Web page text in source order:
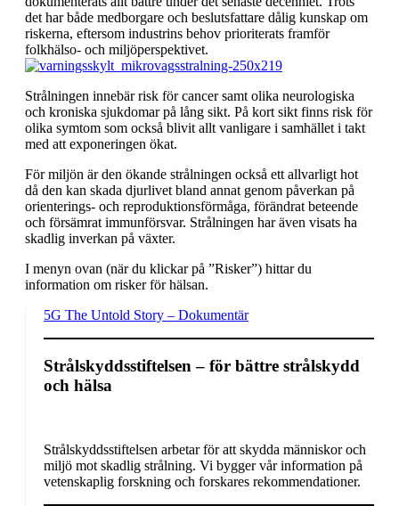
det har både medborgare och beslutsfattare dålig kunskap om
riskerna, eftersom industrins behov prioriterats framför
folkhälso- och miljöperspektivet.
Strålningen innebär risk för cancer samt olika neurologiska
och kroniska sjukdomar på lång sikt. På kort sikt finns risk för
olika symtom som också blivit allt vanligare i samhället i takt
med att exponeringen ökat.
För miljön är den ökande strålningen också ett allvarligt hot
då den kan skada djurlivet bland annat genom påverkan på
orienterings- och reproduktionsförmåga, förändrat beteende
och försämrat immunförsvar. Strålningen har även visats ha
skadlig inverkan på växter.
I menyn ovan (när du klickar på ”Risker”) hittar du
information om risker för hälsan.
5G The Untold Story – Dokumentär
Strålskyddsstiftelsen – för bättre strålskydd
och hälsa
Strålskyddsstiftelsen arbetar för att skydda människor och
miljö mot skadlig strålning. Vi bygger vår information på
vetenskaplig forskning och forskares rekommendationer.